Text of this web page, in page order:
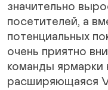
значительно
посетителей, а
потенциальных
очень приятно
команды ярмарки
расширяющаяся